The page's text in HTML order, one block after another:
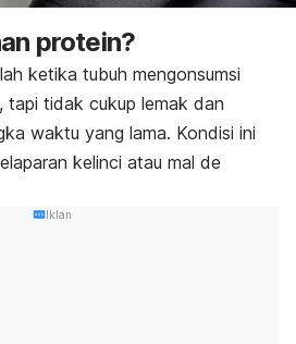
protein?
ketika tubuh mengonsumsi
tapi tidak cukup lemak dan
waktu yang lama. Kondisi ini
kelinci atau mal de
Iklan